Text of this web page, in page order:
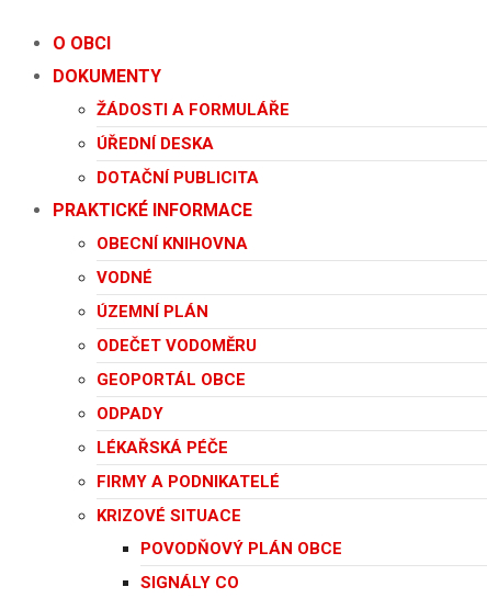
O OBCI
DOKUMENTY
ŽÁDOSTI A FORMULÁŘE
ÚŘEDNÍ DESKA
DOTAČNÍ PUBLICITA
PRAKTICKÉ INFORMACE
OBECNÍ KNIHOVNA
VODNÉ
ÚZEMNÍ PLÁN
ODEČET VODOMĚRU
GEOPORTÁL OBCE
ODPADY
LÉKAŘSKÁ PÉČE
FIRMY A PODNIKATELÉ
KRIZOVÉ SITUACE
POVODŇOVÝ PLÁN OBCE
SIGNÁLY CO